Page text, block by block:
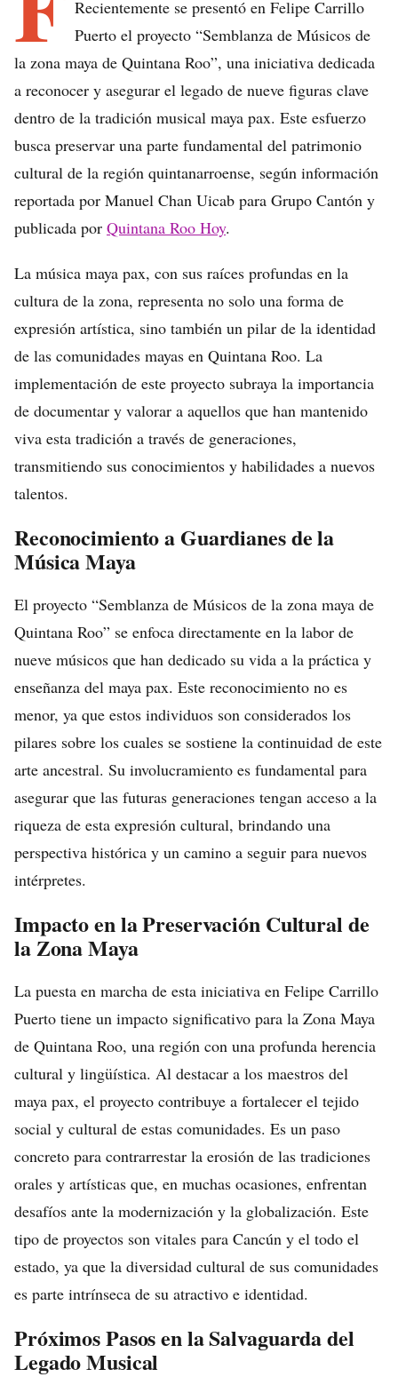
Recientemente se presentó en Felipe Carrillo
Puerto el proyecto “Semblanza de Músicos de
la zona maya de Quintana Roo”, una iniciativa dedicada
a reconocer y asegurar el legado de nueve figuras clave
dentro de la tradición musical maya pax. Este esfuerzo
busca preservar una parte fundamental del patrimonio
cultural de la región quintanarroense, según información
reportada por Manuel Chan Uicab para Grupo Cantón y
publicada por Quintana Roo Hoy.
La música maya pax, con sus raíces profundas en la
cultura de la zona, representa no solo una forma de
expresión artística, sino también un pilar de la identidad
de las comunidades mayas en Quintana Roo. La
implementación de este proyecto subraya la importancia
de documentar y valorar a aquellos que han mantenido
viva esta tradición a través de generaciones,
transmitiendo sus conocimientos y habilidades a nuevos
talentos.
Reconocimiento a Guardianes de la
Música Maya
El proyecto “Semblanza de Músicos de la zona maya de
Quintana Roo” se enfoca directamente en la labor de
nueve músicos que han dedicado su vida a la práctica y
enseñanza del maya pax. Este reconocimiento no es
menor, ya que estos individuos son considerados los
pilares sobre los cuales se sostiene la continuidad de este
arte ancestral. Su involucramiento es fundamental para
asegurar que las futuras generaciones tengan acceso a la
riqueza de esta expresión cultural, brindando una
perspectiva histórica y un camino a seguir para nuevos
intérpretes.
Impacto en la Preservación Cultural de
la Zona Maya
La puesta en marcha de esta iniciativa en Felipe Carrillo
Puerto tiene un impacto significativo para la Zona Maya
de Quintana Roo, una región con una profunda herencia
cultural y lingüística. Al destacar a los maestros del
maya pax, el proyecto contribuye a fortalecer el tejido
social y cultural de estas comunidades. Es un paso
concreto para contrarrestar la erosión de las tradiciones
orales y artísticas que, en muchas ocasiones, enfrentan
desafíos ante la modernización y la globalización. Este
tipo de proyectos son vitales para Cancún y el todo el
estado, ya que la diversidad cultural de sus comunidades
es parte intrínseca de su atractivo e identidad.
Próximos Pasos en la Salvaguarda del
Legado Musical